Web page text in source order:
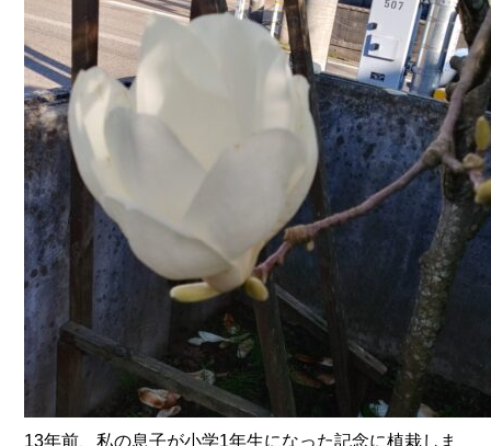
13年前、私の息子が小学1年生になった記念に植栽しま